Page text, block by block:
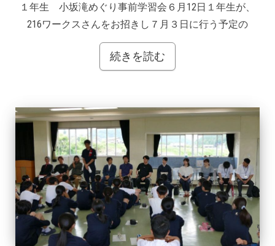
１年生 小坂滝めぐり事前学習会６月12日１年生が、
216ワークスさんをお招きし７月３日に行う予定の
続きを読む